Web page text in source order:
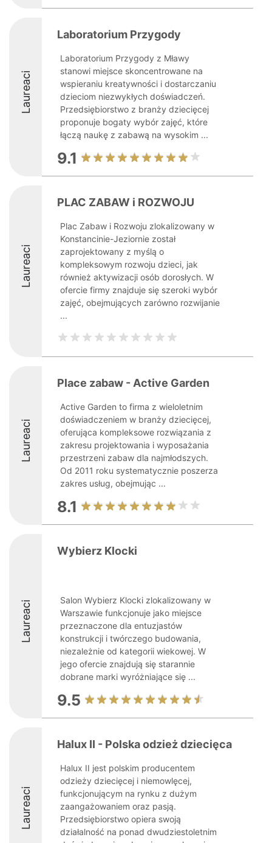
Laureaci
Laboratorium Przygody
Laboratorium Przygody z Mławy
stanowi miejsce skoncentrowane na
wspieraniu kreatywności i dostarczaniu
dzieciom niezwykłych doświadczeń.
Przedsiębiorstwo z branży dziecięcej
proponuje bogaty wybór zajęć, które
łączą naukę z zabawą na wysokim ...
9.1
Laureaci
PLAC ZABAW i ROZWOJU
Plac Zabaw i Rozwoju zlokalizowany w
Konstancinie-Jeziornie został
zaprojektowany z myślą o
kompleksowym rozwoju dzieci, jak
również aktywizacji osób dorosłych. W
ofercie firmy znajduje się szeroki wybór
zajęć, obejmujących zarówno rozwijanie
...
Laureaci
Place zabaw - Active Garden
Active Garden to firma z wieloletnim
doświadczeniem w branży dziecięcej,
oferująca kompleksowe rozwiązania z
zakresu projektowania i wyposażania
przestrzeni zabaw dla najmłodszych.
Od 2011 roku systematycznie poszerza
zakres usług, obejmując ...
8.1
Laureaci
Wybierz Klocki
Salon Wybierz Klocki zlokalizowany w
Warszawie funkcjonuje jako miejsce
przeznaczone dla entuzjastów
konstrukcji i twórczego budowania,
niezależnie od kategorii wiekowej. W
jego ofercie znajdują się starannie
dobrane marki wyróżniające się ...
9.5
Laureaci
Halux II - Polska odzież dziecięca
Halux II jest polskim producentem
odzieży dziecięcej i niemowlęcej,
funkcjonującym na rynku z dużym
zaangażowaniem oraz pasją.
Przedsiębiorstwo opiera swoją
działalność na ponad dwudziestoletnim